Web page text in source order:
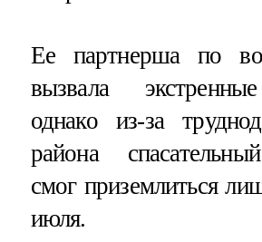
Ее партнерша по
вызвала
однако из-за
района
смог приземлиться
июля.